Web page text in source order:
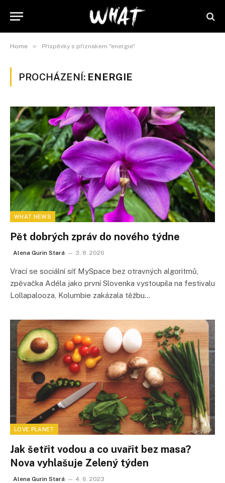
Home » Příspěvky s příznakem "energie"
PROCHÁZENÍ: ENERGIE
WHAT NEWS
Pět dobrých zpráv do nového týdne
Alena Gurin Stará 3. 8. 2026
Vrací se sociální síť MySpace bez otravných algoritmů,
zpěvačka Adéla jako první Slovenka vystoupila na festivalu
Lollapalooza, Kolumbie zakázala těžbu…
LOVE PLANET
Jak šetřit vodou a co uvařit bez masa?
Nova vyhlašuje Zelený týden
Alena Gurin Stará 4. 6. 2023